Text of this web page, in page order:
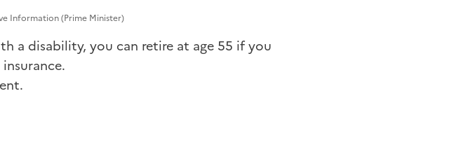
Information (Prime Minister)
a disability, you can retire at age 55 if you